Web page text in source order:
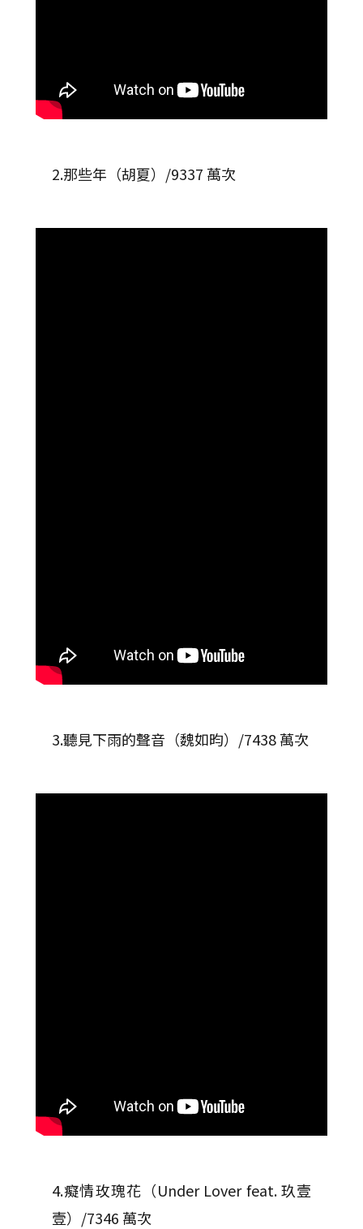
2.那些年（胡夏）/9337 萬次
3.聽見下雨的聲音（魏如昀）/7438 萬次
4.癡情玫瑰花（Under Lover feat. 玖壹
壹）/7346 萬次